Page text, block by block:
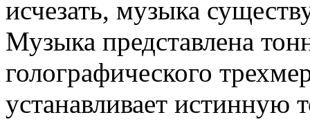
исчезать, музыка
Музыка представлена
голографического
устанавливает истинную